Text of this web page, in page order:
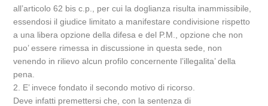
all’articolo 62 bis c.p., per cui la doglianza risulta inammissibile,
essendosi il giudice limitato a manifestare condivisione rispetto
a una libera opzione della difesa e del P.M., opzione che non
puo’ essere rimessa in discussione in questa sede, non
venendo in rilievo alcun profilo concernente l’illegalita’ della
pena.
2. E’ invece fondato il secondo motivo di ricorso.
Deve infatti premettersi che, con la sentenza di